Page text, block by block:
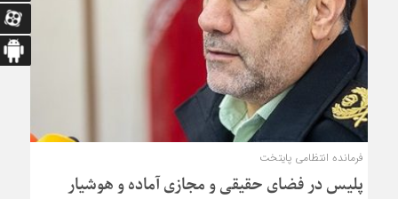
فرمانده انتظامی پایتخت
پلیس در فضای حقیقی و مجازی آماده و هوشیار